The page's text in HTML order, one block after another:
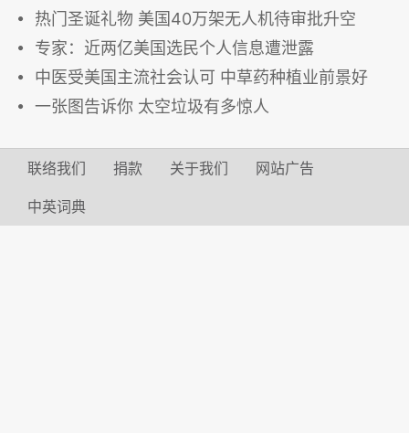
热门圣诞礼物 美国40万架无人机待审批升空
专家：近两亿美国选民个人信息遭泄露
中医受美国主流社会认可 中草药种植业前景好
一张图告诉你 太空垃圾有多惊人
联络我们 捐款 关于我们 网站广告
中英词典